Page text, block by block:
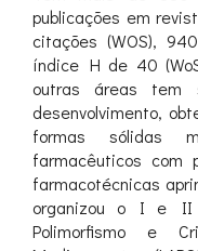
publicações em
citações (WOS),
índice H de 40
outras áreas tem
desenvolvimento,
formas sólidas
farmacêuticos com
farmacotécnicas
organizou o I e II
Polimorfismo e